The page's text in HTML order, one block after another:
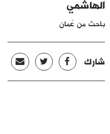
الهاشمي
باحث من عُمان
شارك